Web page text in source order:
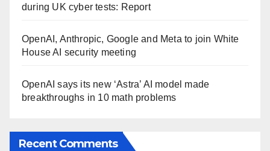
during UK cyber tests: Report
OpenAI, Anthropic, Google and Meta to join White
House AI security meeting
OpenAI says its new ‘Astra’ AI model made
breakthroughs in 10 math problems
Recent Comments